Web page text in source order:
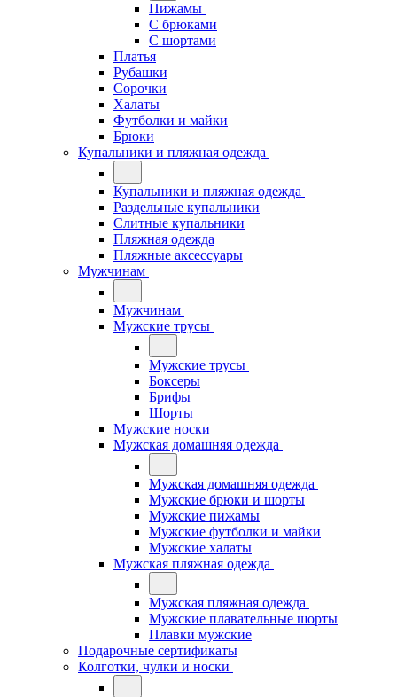
Пижамы
С брюками
С шортами
Платья
Рубашки
Сорочки
Халаты
Футболки и майки
Брюки
Купальники и пляжная одежда
Купальники и пляжная одежда
Раздельные купальники
Слитные купальники
Пляжная одежда
Пляжные аксессуары
Мужчинам
Мужчинам
Мужские трусы
Мужские трусы
Боксеры
Брифы
Шорты
Мужские носки
Мужская домашняя одежда
Мужская домашняя одежда
Мужские брюки и шорты
Мужские пижамы
Мужские футболки и майки
Мужские халаты
Мужская пляжная одежда
Мужская пляжная одежда
Мужские плавательные шорты
Плавки мужские
Подарочные сертификаты
Колготки, чулки и носки